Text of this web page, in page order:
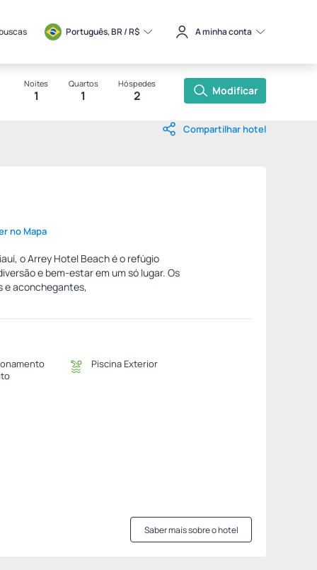
Português, BR / R$ A minha conta
Noites
1
Quartos
1
Hóspedes
2 Modificar
Compartilhar hotel
no Mapa
o Arrey Hotel Beach é o refúgio
e bem-estar em um só lugar. Os
e aconchegantes,
Piscina Exterior
Saber mais sobre o hotel